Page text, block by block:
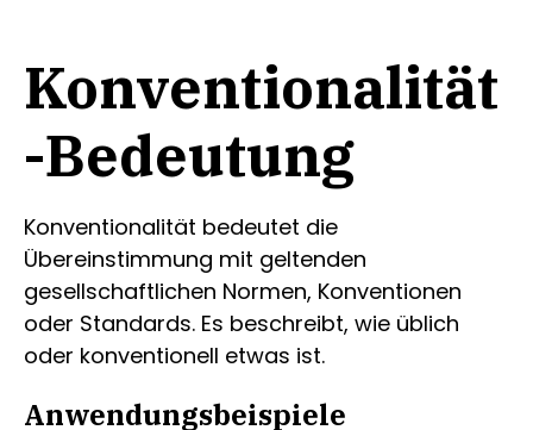
Konventionalität
-Bedeutung
Konventionalität bedeutet die
Übereinstimmung mit geltenden
gesellschaftlichen Normen, Konventionen
oder Standards. Es beschreibt, wie üblich
oder konventionell etwas ist.
Anwendungsbeispiele